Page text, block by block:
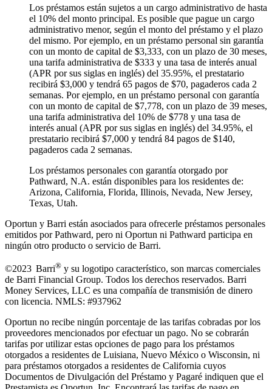
Los préstamos están sujetos a un cargo administrativo de hasta
el 10% del monto principal. Es posible que pague un cargo
administrativo menor, según el monto del préstamo y el plazo
del mismo. Por ejemplo, en un préstamo personal sin garantía
con un monto de capital de $3,333, con un plazo de 30 meses,
una tarifa administrativa de $333 y una tasa de interés anual
(APR por sus siglas en inglés) del 35.95%, el prestatario
recibirá $3,000 y tendrá 65 pagos de $70, pagaderos cada 2
semanas. Por ejemplo, en un préstamo personal con garantía
con un monto de capital de $7,778, con un plazo de 39 meses,
una tarifa administrativa del 10% de $778 y una tasa de
interés anual (APR por sus siglas en inglés) del 34.95%, el
prestatario recibirá $7,000 y tendrá 84 pagos de $140,
pagaderos cada 2 semanas.
Los préstamos personales con garantía otorgado por
Pathward, N.A. están disponibles para los residentes de:
Arizona, California, Florida, Illinois, Nevada, New Jersey,
Texas, Utah.
Oportun y Barri están asociados para ofrecerle préstamos personales
emitidos por Pathward, pero ni Oportun ni Pathward participa en
ningún otro producto o servicio de Barri.
©2023 Barri® y su logotipo característico, son marcas comerciales
de Barri Financial Group. Todos los derechos reservados. Barri
Money Services, LLC es una compañía de transmisión de dinero
con licencia. NMLS: #937962
Oportun no recibe ningún porcentaje de las tarifas cobradas por los
proveedores mencionados por efectuar un pago. No se cobrarán
tarifas por utilizar estas opciones de pago para los préstamos
otorgados a residentes de Luisiana, Nuevo México o Wisconsin, ni
para préstamos otorgados a residentes de California cuyos
Documentos de Divulgación del Préstamo y Pagaré indiquen que el